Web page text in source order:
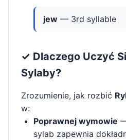
jew — 3rd syllable
✓ Dlaczego Uczyć
Sylaby?
Zrozumienie, jak rozbić
w:
Poprawnej wymowie
sylab zapewnia